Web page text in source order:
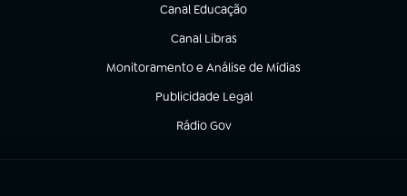
Canal Educação
(abre em nova aba)
Canal Libras
(abre em nova aba)
Monitoramento e Análise de Mídias
(abre em nova aba)
Publicidade Legal
(abre em nova aba)
Rádio Gov
(abre em nova aba)